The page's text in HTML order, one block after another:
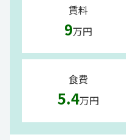
賃料
9万円
食費
5.4万円